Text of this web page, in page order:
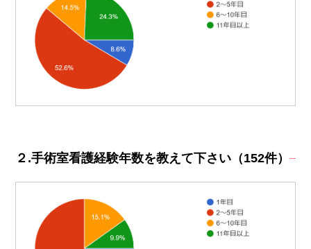
２.手術室看護経験年数を教えて下さい（152件）